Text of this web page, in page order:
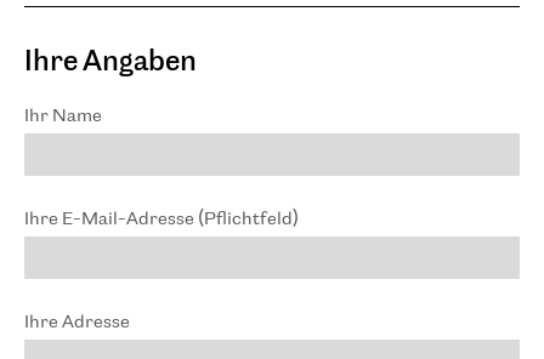
Ihre Angaben
Ihr Name
Ihre E-Mail-Adresse (Pflichtfeld)
Ihre Adresse